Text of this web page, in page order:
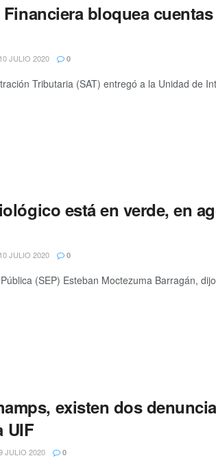
bloquea
JULIO 2020 0
Tributaria (SAT) entregó a la Unidad de
está en verde, en
JULIO 2020 0
(SEP) Esteban Moctezuma Barragán,
existen dos
UIF
JULIO 2020 0